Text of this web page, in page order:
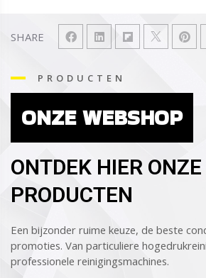
SHARE
PRODUCTEN
ONZE WEBSHOP
ONTDEK HIER ONZE
PRODUCTEN
Een bijzonder ruime keuze, de beste
promoties. Van particuliere
professionele reinigingsmachines.